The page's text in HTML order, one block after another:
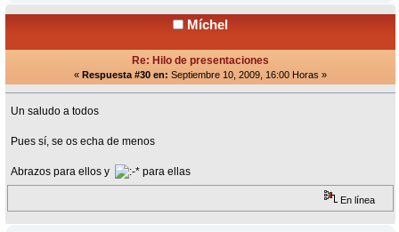
Míchel
Re: Hilo de presentaciones
« Respuesta #30 en: Septiembre 10, 2009, 16:00 Horas »
Un saludo a todos
Pues sí, se os echa de menos
Abrazos para ellos y para ellas
En línea